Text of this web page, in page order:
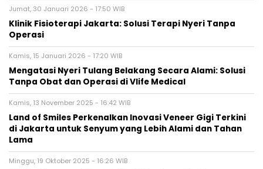
Jumat, 30 Januari 2026 - 17:50 WIB
Klinik Fisioterapi Jakarta: Solusi Terapi Nyeri Tanpa
Operasi
Kamis, 15 Januari 2026 - 17:20 WIB
Mengatasi Nyeri Tulang Belakang Secara Alami: Solusi
Tanpa Obat dan Operasi di Vlife Medical
Kamis, 13 November 2025 - 16:42 WIB
Land of Smiles Perkenalkan Inovasi Veneer Gigi Terkini
di Jakarta untuk Senyum yang Lebih Alami dan Tahan
Lama
Minggu, 19 Oktober 2025 - 16:26 WIB